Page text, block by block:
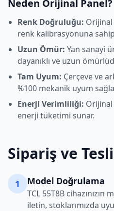
Neden Orijinal Panel?
Renk Doğruluğu: Orijinal
renk kalibrasyonuna
Uzun Ömür: Yan sanayi
dayanıklı ve uzun
Tam Uyum: Çerçeve ve
%100 mekanik uyum
Enerji Verimliliği:
enerji tüketimi sunar.
Sipariş ve
1 Model Doğrulama
TCL 55T8B cihazınızın
iletin, stoklarımızda